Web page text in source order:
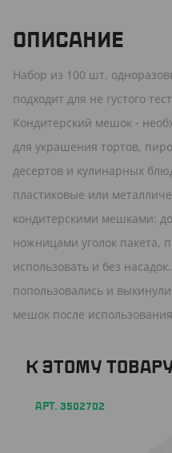
ОПИСАНИЕ
Набор из 100 шт.
подходит для не густого
Кондитерский мешок -
для украшения тортов,
десертов и кулинарных
пластиковые или
кондитерскими мешками:
ножницами уголок пакета,
использовать и без
попользовались и
мешок после
К ЭТОМУ
АРТ. 3502702